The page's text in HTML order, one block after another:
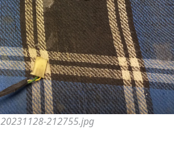
20231128-212755.jpg